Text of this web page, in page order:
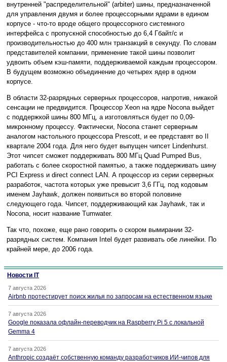
внутренней "распределительной" (arbiter) шины, предназначенной
для управления двумя и более процессорными ядрами в едином
корпусе - что-то вроде общего процессорного системного
интерфейса с пропускной способностью до 6,4 Гбайт/с и
производительностью до 400 млн транзакций в секунду. По словам
представителей компании, применение такой шины позволит
удвоить объем кэш-памяти, поддерживаемой каждым процессором.
В будущем возможно объединение до четырех ядер в одном
корпусе.
В области 32-разрядных серверных процессоров, напротив, никакой
сенсации не предвидится. Процессор Xeon на ядре Nocona выйдет
с поддержкой шины 800 МГц, а изготовляться будет по 0,09-
микронному процессу. Фактически, Nocona станет серверным
аналогом настольного процессора Prescott, и ее представят во II
квартале 2004 года. Для него будет выпущен чипсет Lindenhurst.
Этот чипсет сможет поддерживать 800 МГц Quad Pumped Bus,
работать с более скоростной памятью, а также поддерживать шину
PCI Express и direct connect LAN. А процессор из серии серверных
разработок, частота которых уже превысит 3,6 ГГц, под кодовым
именем Jayhawk, должен появиться во второй половине
следующего года. Чипсет, поддерживающий как Jayhawk, так и
Nocona, носит название Tumwater.
Так что, похоже, еще рано говорить о скором вымирании 32-
разрядных систем. Компания Intel будет развивать обе линейки. По
крайней мере, до 2006 года.
Новости IT
7 августа 2026
Airbnb протестирует поиск жилья по запросам на естественном языке
7 августа 2026
Google показала офлайн-переводчик на Raspberry Pi 5 с локальной
Gemma 4
7 августа 2026
Anthropic создаёт собственную команду разработчиков ИИ-чипов для